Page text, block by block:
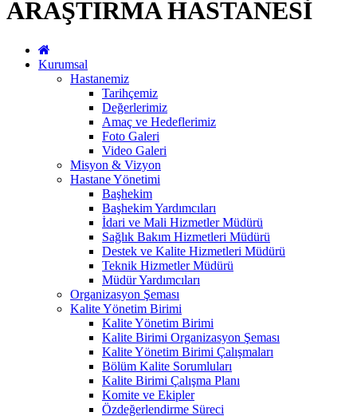
ARAŞTIRMA HASTANESİ
Kurumsal
Hastanemiz
Tarihçemiz
Değerlerimiz
Amaç ve Hedeflerimiz
Foto Galeri
Video Galeri
Misyon & Vizyon
Hastane Yönetimi
Başhekim
Başhekim Yardımcıları
İdari ve Mali Hizmetler Müdürü
Sağlık Bakım Hizmetleri Müdürü
Destek ve Kalite Hizmetleri Müdürü
Teknik Hizmetler Müdürü
Müdür Yardımcıları
Organizasyon Şeması
Kalite Yönetim Birimi
Kalite Yönetim Birimi
Kalite Birimi Organizasyon Şeması
Kalite Yönetim Birimi Çalışmaları
Bölüm Kalite Sorumluları
Kalite Birimi Çalışma Planı
Komite ve Ekipler
Özdeğerlendirme Süreci